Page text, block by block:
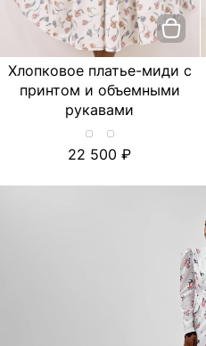
Хлопковое платье-миди с
принтом и объемными
рукавами
Хлопковое
платье-
с
Хлопковое
платье-
с
22 500